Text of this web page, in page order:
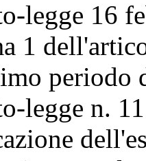
legge 16
1
periodo
legge n.